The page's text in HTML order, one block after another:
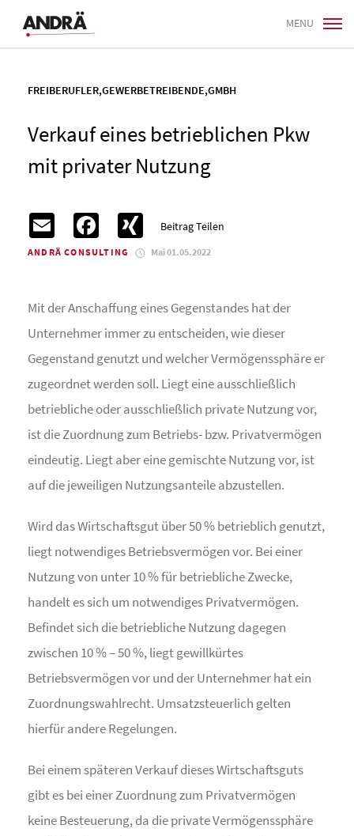
MENU
FREIBERUFLER,GEWERBETREIBENDE,GMBH
Verkauf eines betrieblichen Pkw
mit privater Nutzung
Beitrag Teilen
Email Facebook XING
ANDRÄ CONSULTING Mai 01.05.2022
Mit der Anschaffung eines Gegenstandes hat der
Unternehmer immer zu entscheiden, wie dieser
Gegenstand genutzt und welcher Vermögenssphäre er
zugeordnet werden soll. Liegt eine ausschließlich
betriebliche oder ausschließlich private Nutzung vor,
ist die Zuordnung zum Betriebs- bzw. Privatvermögen
eindeutig. Liegt aber eine gemischte Nutzung vor, ist
auf die jeweiligen Nutzungsanteile abzustellen.
Wird das Wirtschaftsgut über 50 % betrieblich genutzt,
liegt notwendiges Betriebsvermögen vor. Bei einer
Nutzung von unter 10 % für betriebliche Zwecke,
handelt es sich um notwendiges Privatvermögen.
Befindet sich die betriebliche Nutzung dagegen
zwischen 10 % – 50 %, liegt gewillkürtes
Betriebsvermögen vor und der Unternehmer hat ein
Zuordnungswahlrecht. Umsatzsteuerlich gelten
hierfür andere Regelungen.
Bei einem späteren Verkauf dieses Wirtschaftsguts
gibt es bei einer Zuordnung zum Privatvermögen
keine Besteuerung, da die private Vermögenssphäre